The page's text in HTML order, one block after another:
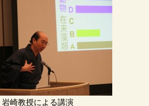
岩崎教授による講演